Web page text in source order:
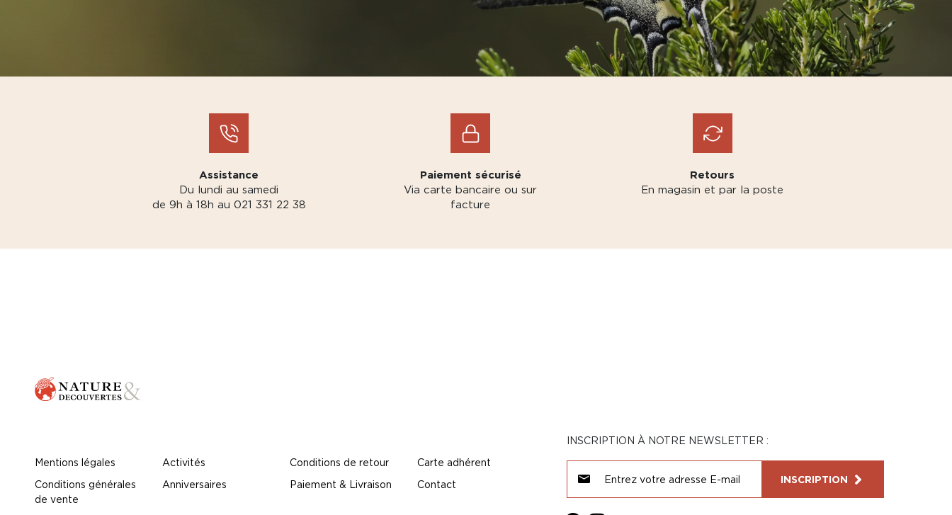
Assistance
Du lundi au samedi
de 9h à 18h au 021 331 22 38
Paiement sécurisé
Via carte bancaire ou sur
facture
Retours
En magasin et par la poste
Mentions légales
Conditions générales
de vente
Activités
Anniversaires
Conditions de retour
Paiement & Livraison
Carte adhérent
Contact
INSCRIPTION À NOTRE NEWSLETTER :
INSCRIPTION